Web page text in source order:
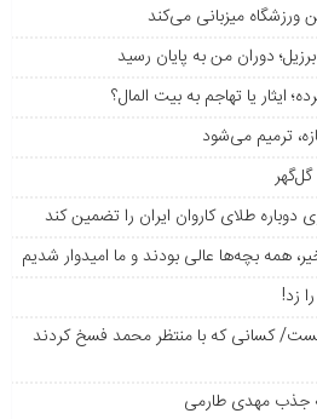
ورزشگاه میزبانی می‌کند
دوران من به پایان رسید
ایثار یا تهاجم به بیت المال؟
دوباره طلای کاروان ایران را تضمین کند
همه بچه‌ها عالی بودند و ما امیدوار شدیم
نبست/ کسانی که با منتظر محمد فسخ کردند
جذب مهدی طارمی